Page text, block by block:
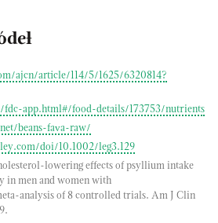
ajcn/article/114/5/1625/6320814?
fdc-app.html#/food-details/173753/nutrients
beans-fava-raw/
doi/10.1002/leg3.129
lowering effects of psyllium intake
in men and women with
analysis of 8 controlled trials. Am J Clin